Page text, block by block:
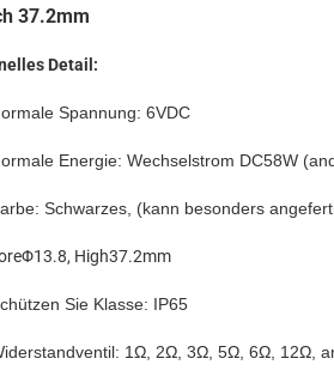
37.2mm
Detail:
Spannung: 6VDC
Energie: Wechselstrom DC58W
Schwarzes, (kann besonders
High37.2mm
Sie Klasse: IP65
1Ω, 2Ω, 3Ω, 5Ω, 6Ω, 12Ω,